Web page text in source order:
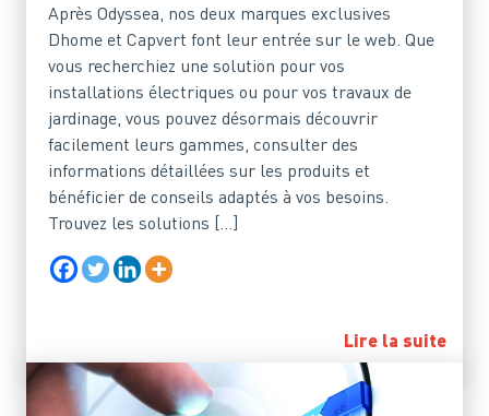
Après Odyssea, nos deux marques exclusives
Dhome et Capvert font leur entrée sur le web. Que
vous recherchiez une solution pour vos
installations électriques ou pour vos travaux de
jardinage, vous pouvez désormais découvrir
facilement leurs gammes, consulter des
informations détaillées sur les produits et
bénéficier de conseils adaptés à vos besoins.
Trouvez les solutions […]
Lire la suite